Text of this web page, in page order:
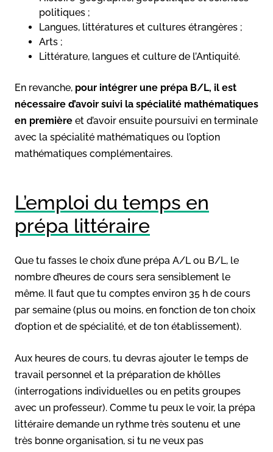
politiques ;
Langues, littératures et cultures étrangères ;
Arts ;
Littérature, langues et culture de l’Antiquité.
En revanche, pour intégrer une prépa B/L, il est
nécessaire d’avoir suivi la spécialité mathématiques
en première et d’avoir ensuite poursuivi en terminale
avec la spécialité mathématiques ou l’option
mathématiques complémentaires.
L’emploi du temps en
prépa littéraire
Que tu fasses le choix d’une prépa A/L ou B/L, le
nombre d’heures de cours sera sensiblement le
même. Il faut que tu comptes environ 35 h de cours
par semaine (plus ou moins, en fonction de ton choix
d’option et de spécialité, et de ton établissement).
Aux heures de cours, tu devras ajouter le temps de
travail personnel et la préparation de khôlles
(interrogations individuelles ou en petits groupes
avec un professeur). Comme tu peux le voir, la prépa
littéraire demande un rythme très soutenu et une
très bonne organisation, si tu ne veux pas